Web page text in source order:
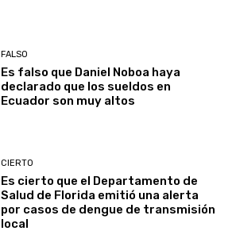
FALSO
Es falso que Daniel Noboa haya
declarado que los sueldos en
Ecuador son muy altos
CIERTO
Es cierto que el Departamento de
Salud de Florida emitió una alerta
por casos de dengue de transmisión
local